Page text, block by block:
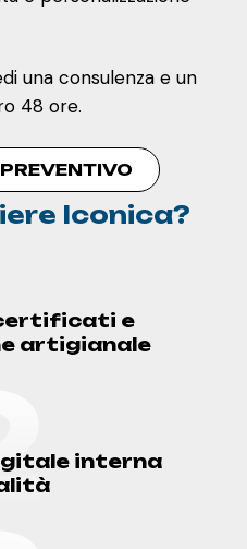
una consulenza e un
48 ore.
Iconica?
ertificati e
e artigianale
gitale interna
lità